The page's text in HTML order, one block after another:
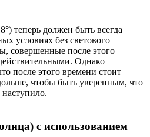
теперь должен быть всегда
условиях без светового
совершенные после этого
Однако
после этого времени стоит
чтобы быть уверенным, что
наступило.
с использованием